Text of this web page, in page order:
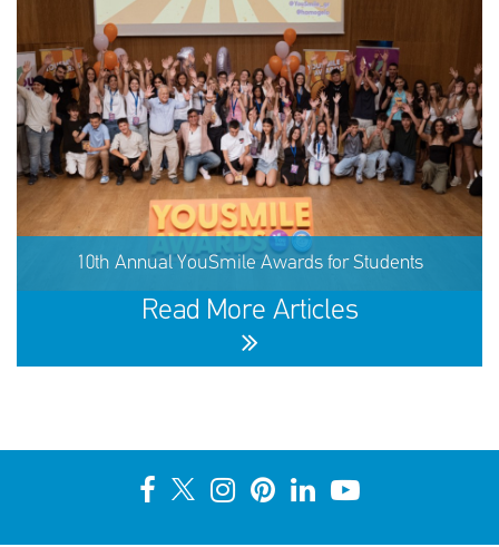
60,291 children received support in the first half of 2026
SHARE
REACT
10th Annual YouSmile Awards for Students
Read More Articles